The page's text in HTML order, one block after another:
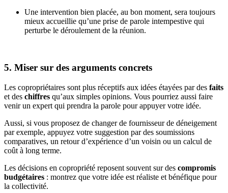
Une intervention bien placée, au bon moment, sera toujours
mieux accueillie qu’une prise de parole intempestive qui
perturbe le déroulement de la réunion.
5. Miser sur des arguments concrets
Les copropriétaires sont plus réceptifs aux idées étayées par des faits
et des chiffres qu’aux simples opinions. Vous pourriez aussi faire
venir un expert qui prendra la parole pour appuyer votre idée.
Aussi, si vous proposez de changer de fournisseur de déneigement
par exemple, appuyez votre suggestion par des soumissions
comparatives, un retour d’expérience d’un voisin ou un calcul de
coût à long terme.
Les décisions en copropriété reposent souvent sur des compromis
budgétaires : montrez que votre idée est réaliste et bénéfique pour
la collectivité.